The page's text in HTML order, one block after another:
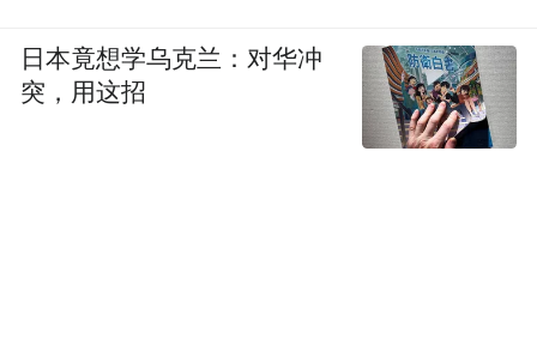
日本竟想学乌克兰：对华冲
突，用这招